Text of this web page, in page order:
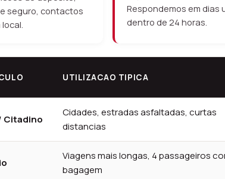
seguro, contactos
Respondemos em dias
dentro de 24 horas.
UTILIZACAO TIPICA
Citadino
Cidades, estradas asfaltadas, curtas
distancias
Viagens mais longas, 4 passageiros
bagagem